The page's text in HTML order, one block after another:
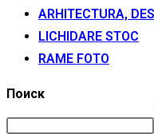
ARHITECTURA,
LICHIDARE STOC
RAME FOTO
Поиск